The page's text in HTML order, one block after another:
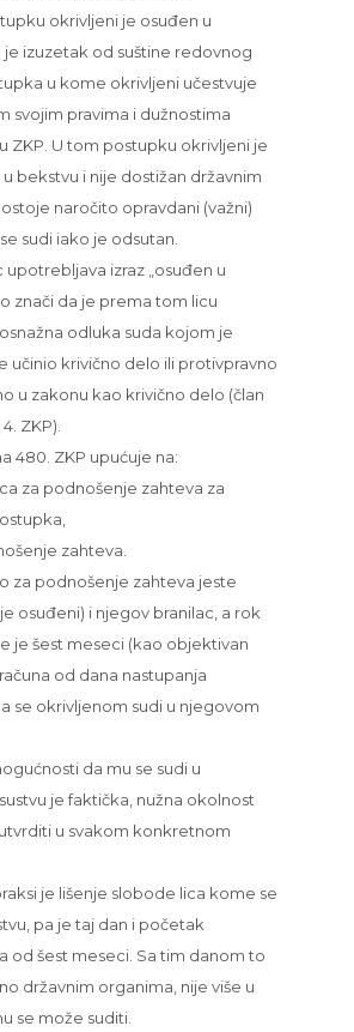
okrivljeni je osuđen u
je izuzetak od suštine redovnog
u kome okrivljeni učestvuje
svojim pravima i dužnostima
ZKP. U tom postupku okrivljeni je
bekstvu i nije dostižan državnim
naročito opravdani (važni)
sudi iako je odsutan.
izraz „osuđen u
znači da je prema tom licu
odluka suda kojom je
učinio krivično delo ili protivpravno
u zakonu kao krivično delo (član
ZKP).
480. ZKP upućuje na:
za podnošenje zahteva za
zahteva.
za podnošenje zahteva jeste
osuđeni) i njegov branilac, a rok
je šest meseci (kao objektivan
od dana nastupanja
se okrivljenom sudi u njegovom
da mu se sudi u
je faktička, nužna okolnost
u svakom konkretnom
je lišenje slobode lica kome se
pa je taj dan i početak
od šest meseci. Sa tim danom to
državnim organima, nije više u
se može suditi.